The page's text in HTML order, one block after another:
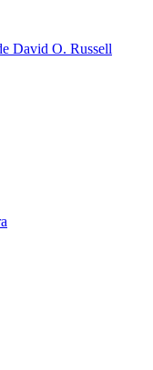
David O. Russell